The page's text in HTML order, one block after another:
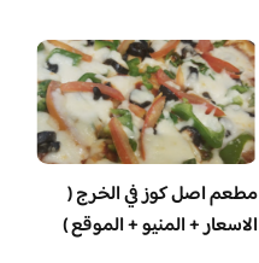
مطعم اصل كوز في الخرج (
الاسعار + المنيو + الموقع )